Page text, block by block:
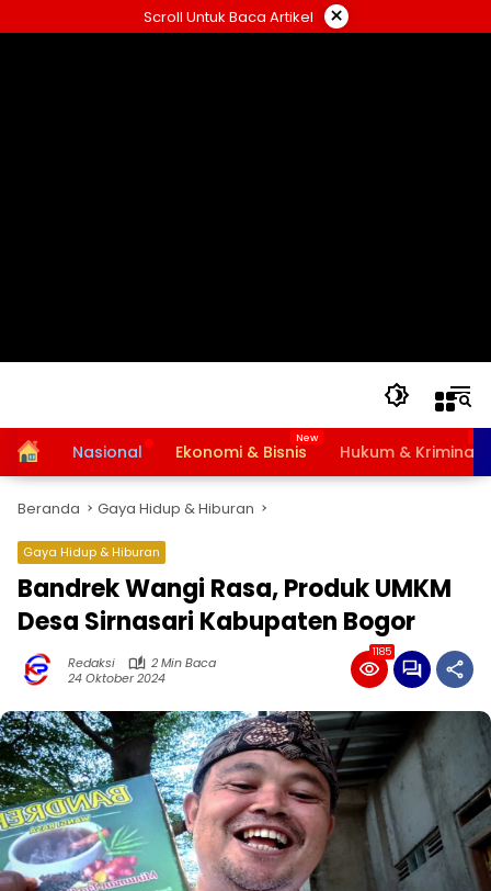
ke
Scroll Untuk Baca Artikel ×
HomeNasional Ekonomi & Bisnis Hukum & Kriminal
Beranda Gaya Hidup & Hiburan
Gaya Hidup & Hiburan
Bandrek Wangi Rasa, Produk UMKM
Desa Sirnasari Kabupaten Bogor
Redaksi
2 Min Baca
24 Oktober 2024
1185